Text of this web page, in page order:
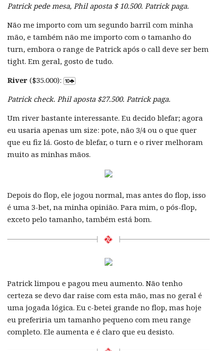
Patrick pede mesa, Phil aposta $ 10.500. Patrick paga.
Não me importo com um segundo barril com minha
mão, e também não me importo com o tamanho do
turn, embora o range de Patrick após o call deve ser bem
tight. Em geral, gosto de tudo.
River ($35.000):
Patrick check. Phil aposta $27.500. Patrick paga.
Um river bastante interessante. Eu decido blefar; agora
eu usaria apenas um size: pote, não 3/4 ou o que quer
que eu fiz lá. Gosto de blefar, o turn e o river melhoram
muito as minhas mãos.
Depois do flop, ele jogou normal, mas antes do flop, isso
é uma 3-bet, na minha opinião. Para mim, o pós-flop,
exceto pelo tamanho, também está bom.
Patrick limpou e pagou meu aumento. Não tenho
certeza se devo dar raise com esta mão, mas no geral é
uma jogada lógica. Eu c-betei grande no flop, mas hoje
eu preferiria um tamanho pequeno com meu range
completo. Ele aumenta e é claro que eu desisto.